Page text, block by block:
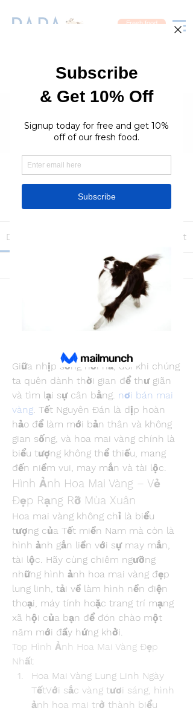
Fresh food
Groups
RaraPetcare Group
Public · 396 members
Join
Discussion About
Tuyển Tập Ảnh Hoa Mai Vàng Đẹp
Giữa nhịp sống hối hả, đôi khi chúng
ta quên dành thời gian để thư giãn
và tìm lại sự cân bằng. nơi bán mai
vàng. Tết Nguyên Đán là dịp hoàn
hảo để làm mới bản thân và không
gian sống, và hoa mai vàng chính là
biểu tượng không thể thiếu, mang
đến niềm vui, may mắn và tài lộc.
Hình Ảnh Hoa Mai Vàng – Vẻ
Đẹp Rạng Rỡ Mùa Xuân
Hoa mai vàng không chỉ là biểu
tượng của Tết miền Nam mà còn là
hình ảnh gắn liền với sự may mắn,
tài lộc. Hãy cùng chiêm ngưỡng
những hình ảnh hoa mai vàng đẹp
lung linh, tải về làm hình nền điện
thoại, máy tính hoặc trang trí mạng
xã hội của bạn để đón chào một
năm mới đầy hứng khởi.
Top Hình Ảnh Hoa Mai Vàng Đẹp
Nhất
Hoa Mai Vàng Lung Linh Ngày
TếtVới sắc vàng tươi sáng, hình
ảnh hoa mai trở thành biểu